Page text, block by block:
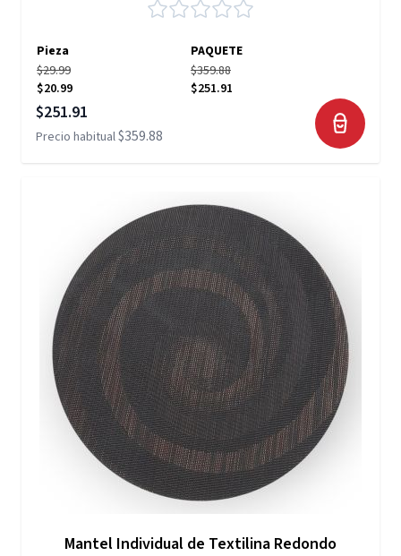
Pieza
PAQUETE
$29.99
$20.99
$359.88
$251.91
Precio especial
$251.91
Precio habitual$359.88
Mantel Individual de Textilina Redondo